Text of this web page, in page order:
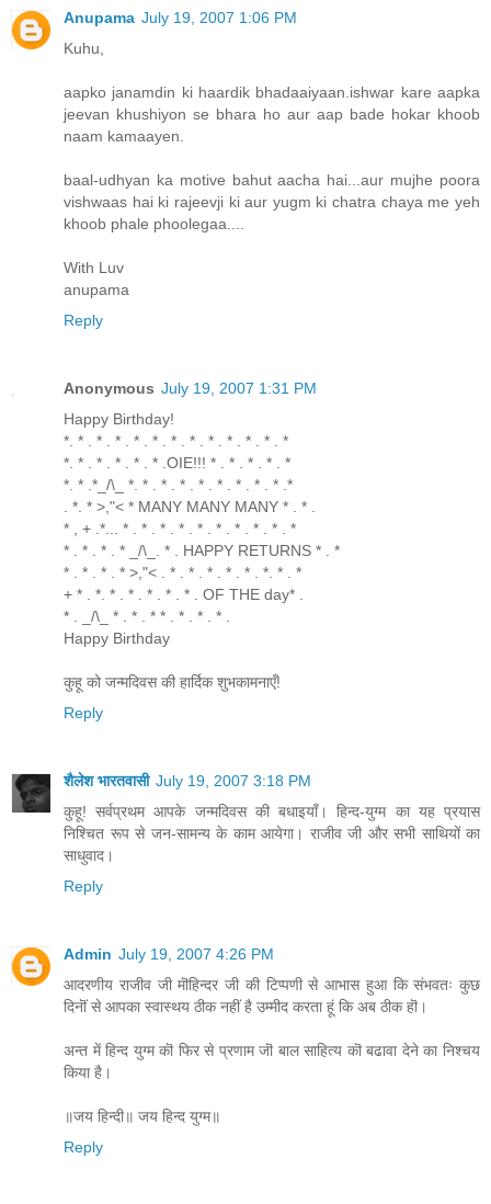
Anupama July 19, 2007 1:06 PM
Kuhu,
aapko janamdin ki haardik bhadaaiyaan.ishwar kare aapka
jeevan khushiyon se bhara ho aur aap bade hokar khoob
naam kamaayen.
baal-udhyan ka motive bahut aacha hai...aur mujhe poora
vishwaas hai ki rajeevji ki aur yugm ki chatra chaya me yeh
khoob phale phoolegaa....
With Luv
anupama
Reply
Anonymous July 19, 2007 1:31 PM
Happy Birthday!
*. * . * . * . * . * . * . * . * . * . * . * . *
*. * . * . * . * . * .OIE!!! * . * . * . * . *
*. * .*_/\_ *. * . * . * . * . * . * . * . * .*
. *. * >,"< * MANY MANY MANY * . * .
* , + .*... * . * . * . * . * . * . * . * . * . *
* . * . * . * _/\_. * . HAPPY RETURNS * . *
* . * . * . * >,"< . * . * . * . * . * . *. * . *
+ * . *. * . * . * . * . * . OF THE day* .
* . _/\_ * . * . * * . * . * . * .
Happy Birthday
कुहू को जन्मदिवस की हार्दिक शुभकामनाएँ!
Reply
शैलेश भारतवासी July 19, 2007 3:18 PM
कुहू! सर्वप्रथम आपके जन्मदिवस की बधाइयाँ। हिन्द-युग्म का यह प्रयास
निश्चित रूप से जन-सामन्य के काम आयेगा। राजीव जी और सभी साथियों का
साधुवाद।
Reply
Admin July 19, 2007 4:26 PM
आदरणीय राजीव जी मॊहिन्दर जी की टिप्पणी से आभास हुआ कि संभवतः कुछ
दिनॊं से आपका स्वास्थय ठीक नहीं है उम्मीद करता हूं कि अब ठीक हॊ।
अन्त में हिन्द युग्म कॊ फिर से प्रणाम जॊ बाल साहित्य कॊ बढावा देने का निश्चय
किया है।
॥जय हिन्दी॥ जय हिन्द युग्म॥
Reply